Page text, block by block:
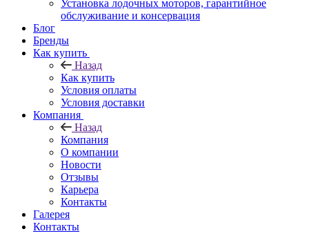
Установка лодочных моторов, гарантийное
обслуживание и консервация
Блог
Бренды
Как купить
Назад
Как купить
Условия оплаты
Условия доставки
Компания
Назад
Компания
О компании
Новости
Отзывы
Карьера
Контакты
Галерея
Контакты